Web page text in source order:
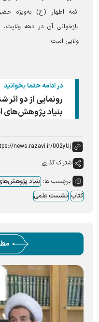
ائمه اطهار (ع)
بازخوانی آن در دهه
ولایی است.
در ادامه حتما بخوانید
رونمایی از دو اثر
بنیاد
اشتراک گذاری
برچسب ها: بنیاد
کتاب نشست علمی